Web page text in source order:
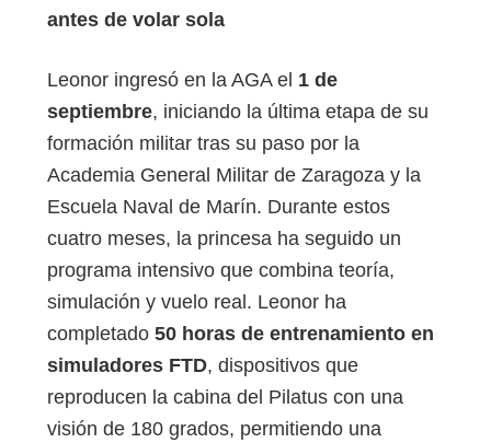
antes de volar sola
Leonor ingresó en la AGA el 1 de
septiembre, iniciando la última etapa de su
formación militar tras su paso por la
Academia General Militar de Zaragoza y la
Escuela Naval de Marín. Durante estos
cuatro meses, la princesa ha seguido un
programa intensivo que combina teoría,
simulación y vuelo real. Leonor ha
completado 50 horas de entrenamiento en
simuladores FTD, dispositivos que
reproducen la cabina del Pilatus con una
visión de 180 grados, permitiendo una